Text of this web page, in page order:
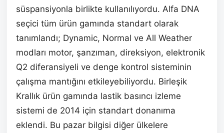
süspansiyonla birlikte kullanılıyordu. Alfa DNA
seçici tüm ürün gamında standart olarak
tanımlandı; Dynamic, Normal ve All Weather
modları motor, şanzıman, direksiyon, elektronik
Q2 diferansiyeli ve denge kontrol sisteminin
çalışma mantığını etkileyebiliyordu. Birleşik
Krallık ürün gamında lastik basıncı izleme
sistemi de 2014 için standart donanıma
eklendi. Bu pazar bilgisi diğer ülkelere